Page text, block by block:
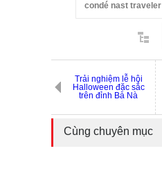
condé nast traveler
Trải nghiệm lễ hội
Halloween đặc sắc
trên đỉnh Bà Nà
Cùng chuyên mục